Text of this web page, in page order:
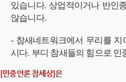
있습니다. 상업적이거나 반인
않습니다.
- 참새네트워크에서 무리를
시다. 부디 참새들의 힘으로 민
[민중언론 참세상]은